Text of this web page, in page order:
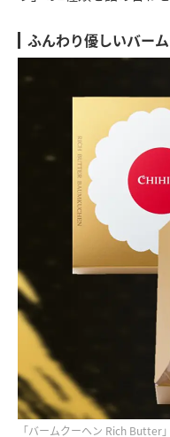
ふんわり優しいバー
「バームクーヘン Rich Butter